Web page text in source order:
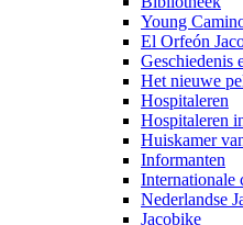
Young
El Orfeón
Geschiedenis
Het nieuwe
Hospitaleren
Hospitaleren
Huiskamer
Informanten
Internationale
Nederlandse
Jacobike